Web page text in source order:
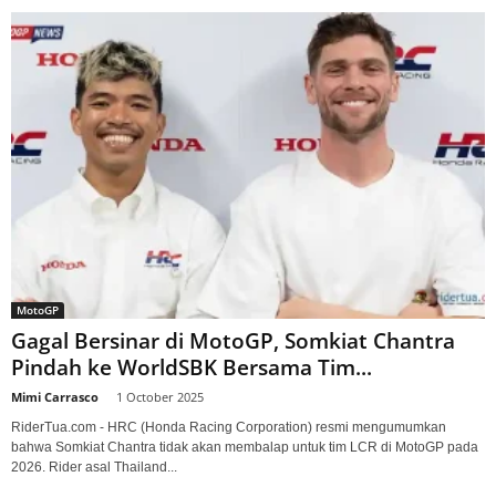
MotoGP
Gagal Bersinar di MotoGP, Somkiat Chantra
Pindah ke WorldSBK Bersama Tim...
Mimi Carrasco 1 October 2025
RiderTua.com - HRC (Honda Racing Corporation) resmi mengumumkan
bahwa Somkiat Chantra tidak akan membalap untuk tim LCR di MotoGP pada
2026. Rider asal Thailand...